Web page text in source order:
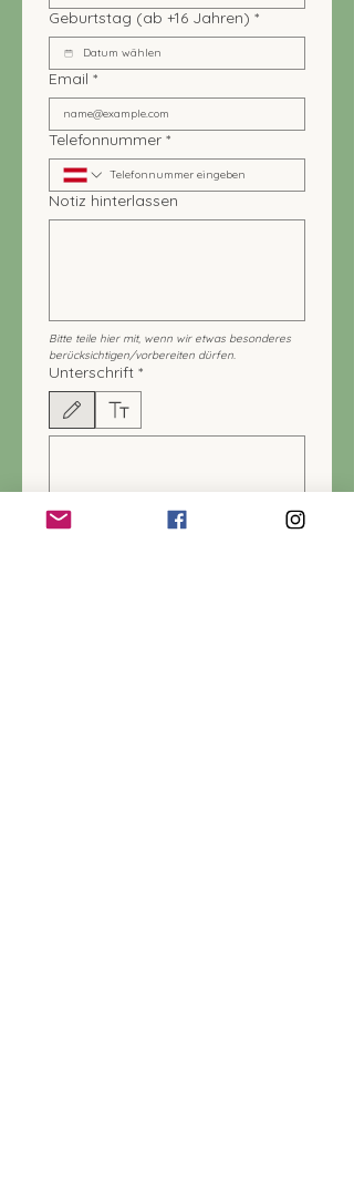
Geburtstag (ab +16 Jahren) *
Email *
Telefonnummer *
Notiz hinterlassen
Bitte teile hier mit, wenn wir etwas besonderes
berücksichtigen/vorbereiten dürfen.
Unterschrift *
Zeichenmodus ausgewählt. Zum Zeichnen ist eine Maus